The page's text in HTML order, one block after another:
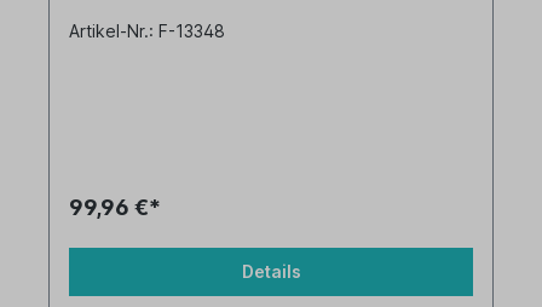
Artikel-Nr.: F-13348
99,96 €*
Details